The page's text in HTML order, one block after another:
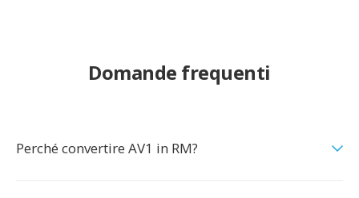
Domande frequenti
Perché convertire AV1 in RM?